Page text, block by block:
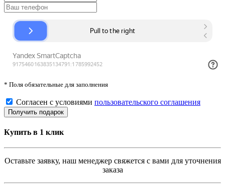
* Поля обязательные для заполнения
Согласен с условиями пользовательского соглашения
Купить в 1 клик
Оставьте заявку, наш менеджер свяжется с вами для уточнения
заказа